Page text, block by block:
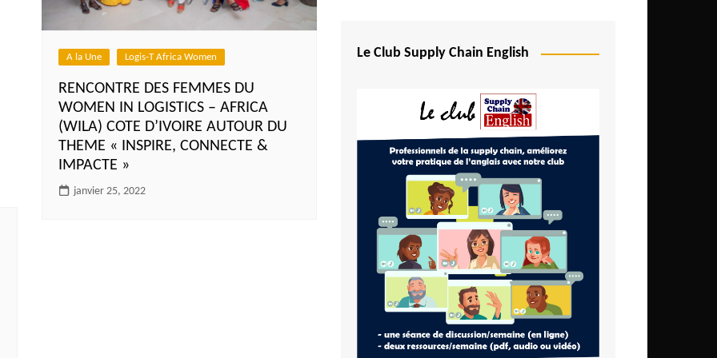
A la Une Logis-T Africa Women
RENCONTRE DES FEMMES DU
WOMEN IN LOGISTICS – AFRICA
(WILA) COTE D’IVOIRE AUTOUR DU
THEME « INSPIRE, CONNECTE &
IMPACTE »
janvier 25, 2022
Le Club Supply Chain English